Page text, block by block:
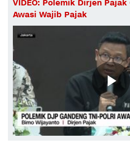
VIDEO: Polemik Dirjen Pajak
Awasi Wajib Pajak